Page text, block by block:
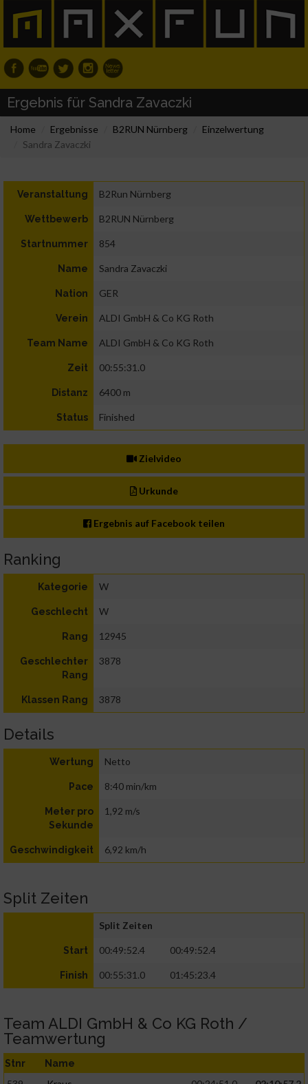
Ergebnis für Sandra Zavaczki
Home Ergebnisse B2RUN Nürnberg
Einzelwertung
Sandra Zavaczki
Veranstaltung B2Run Nürnberg
Wettbewerb B2RUN Nürnberg
Startnummer 854
Name Sandra Zavaczki
Nation GER
Verein ALDI GmbH & Co KG Roth
Team Name ALDI GmbH & Co KG Roth
Zeit 00:55:31.0
Distanz 6400 m
Status Finished
Zielvideo
Urkunde
Ergebnis auf Facebook teilen
Ranking
Kategorie W
Geschlecht W
Rang 12945
Geschlechter
Rang
3878
Klassen Rang 3878
Details
Wertung Netto
Pace 8:40 min/km
Meter pro
Sekunde
1,92 m/s
Geschwindigkeit 6,92 km/h
Split Zeiten
Split Zeiten
Start 00:49:52.4 00:49:52.4
Finish 00:55:31.0 01:45:23.4
Team ALDI GmbH & Co KG Roth /
Teamwertung
Stnr Name